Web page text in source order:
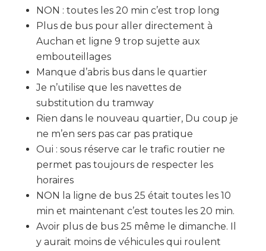
NON : toutes les 20 min c’est trop long
Plus de bus pour aller directement à
Auchan et ligne 9 trop sujette aux
embouteillages
Manque d’abris bus dans le quartier
Je n’utilise que les navettes de
substitution du tramway
Rien dans le nouveau quartier, Du coup je
ne m’en sers pas car pas pratique
Oui : sous réserve car le trafic routier ne
permet pas toujours de respecter les
horaires
NON la ligne de bus 25 était toutes les 10
min et maintenant c’est toutes les 20 min.
Avoir plus de bus 25 même le dimanche. Il
y aurait moins de véhicules qui roulent